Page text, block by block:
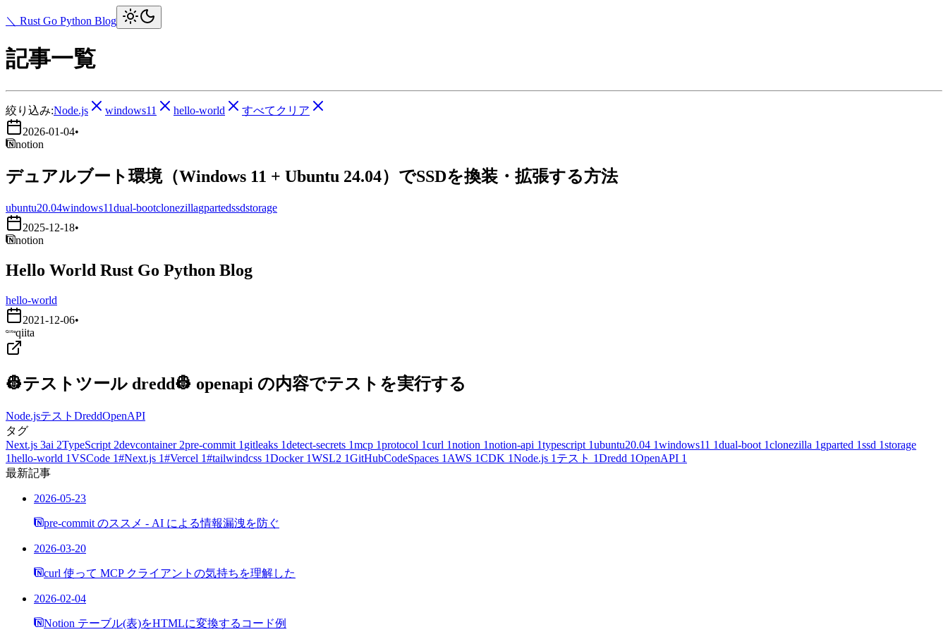
＼ Rust Go Python Blog
記事一覧
絞り込み:Node.js windows11 hello-world
すべてクリア
2026-01-04•
notion
デュアルブート環境（Windows 11 + Ubuntu 24.04）でSSDを換装・拡張する方法
ubuntu20.04windows11dual-bootclonezillagpartedssdstorage
2025-12-18•
notion
Hello World Rust Go Python Blog
hello-world
2021-12-06•
qiita
👷テストツール dredd👷 openapi の内容でテストを実行する
Node.jsテスト DreddOpenAPI
タグ
Next.js 3ai 2TypeScript 2devcontainer 2pre-commit 1 gitleaks 1detect-secrets 1mcp 1protocol 1curl 1notion 1notion-api 1typescript 1ubuntu20.04 1windows11 1dual-boot 1clonezilla 1 gparted 1ssd 1storage
1hello-world 1VSCode 1#Next.js 1#Vercel 1#tailwindcss 1Docker 1WSL2 1GitHubCodeSpaces 1 AWS 1CDK 1Node.js 1 テスト 1Dredd 1OpenAPI 1
最新記事
2026-05-23
pre-commit のススメ - AI による情報漏洩を防ぐ
2026-03-20
curl 使って MCP クライアントの気持ちを理解した
2026-02-04
Notion テーブル(表)をHTMLに変換するコード例